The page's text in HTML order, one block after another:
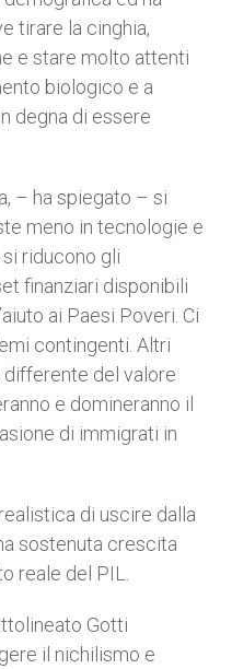
tirare la cinghia,
e stare molto attenti
biologico e a
degna di essere
– ha spiegato – si
meno in tecnologie e
riducono gli
finanziari disponibili
ai Paesi Poveri. Ci
contingenti. Altri
differente del valore
e domineranno il
di immigrati in
di uscire dalla
sostenuta crescita
reale del PIL.
Gotti
il nichilismo e